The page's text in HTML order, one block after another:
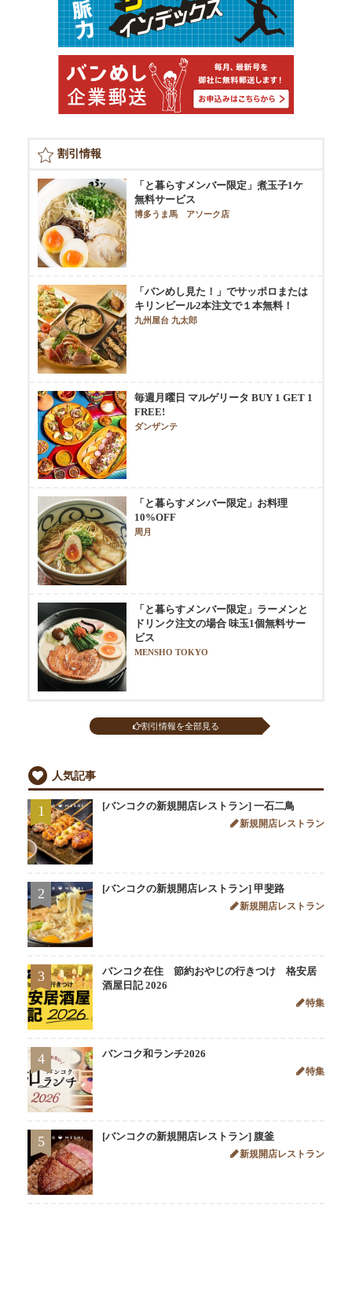
割引情報
「と暮らすメンバー限定」煮玉子1ケ
無料サービス
博多うま馬 アソーク店
「バンめし見た！」でサッポロまたは
キリンビール2本注文で１本無料！
九州屋台 九太郎
毎週月曜日 マルゲリータ BUY 1 GET 1
FREE!
ダンザンテ
「と暮らすメンバー限定」お料理
10%OFF
周月
「と暮らすメンバー限定」ラーメンと
ドリンク注文の場合 味玉1個無料サー
ビス
MENSHO TOKYO
割引情報を全部見る
人気記事
1 [バンコクの新規開店レストラン] 一石二鳥
新規開店レストラン
2 [バンコクの新規開店レストラン] 甲斐路
新規開店レストラン
3
バンコク在住 節約おやじの行きつけ 格安居
酒屋日記 2026
特集
4 バンコク和ランチ2026
特集
5 [バンコクの新規開店レストラン] 腹釜
新規開店レストラン